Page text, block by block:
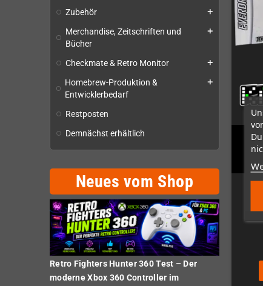
Zubehör add
Merchandise, Zeitschriften und
Bücher
add
Checkmate & Retro Monitor add
Homebrew-Produktion &
Entwicklerbedarf
add
Restposten
Demnächst erhältlich
Neues vom Shop
Retro Fighters Hunter 360 Test – Der
moderne Xbox 360 Controller im